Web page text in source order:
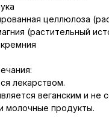
целлюлоза
(растительный
лекарством.
веганским и не
молочные продукты.